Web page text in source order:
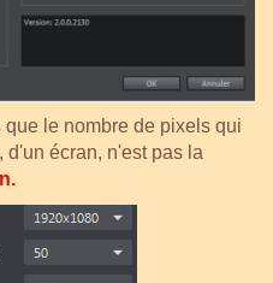
le nombre de pixels qui
écran, n'est pas la